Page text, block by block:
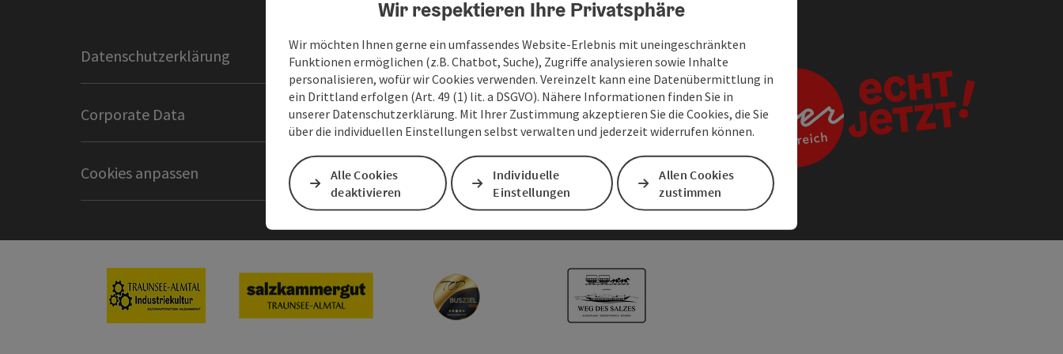
Datenschutzerklärung Impressum Barrierefreiheitserklärung
Corporate Data Intranet AGBs
Cookies anpassen
Wir respektieren Ihre Privatsphäre
Wir möchten Ihnen gerne ein umfassendes Website-Erlebnis mit uneingeschränkten
Funktionen ermöglichen (z.B. Chatbot, Suche), Zugriffe analysieren sowie Inhalte
personalisieren, wofür wir Cookies verwenden. Vereinzelt kann eine Datenübermittlung in
ein Drittland erfolgen (Art. 49 (1) lit. a DSGVO). Nähere Informationen finden Sie in
unserer Datenschutzerklärung. Mit Ihrer Zustimmung akzeptieren Sie die Cookies, die Sie
über die individuellen Einstellungen selbst verwalten und jederzeit widerrufen können.
Alle Cookies
deaktivieren
Individuelle
Einstellungen
Allen Cookies
zustimmen